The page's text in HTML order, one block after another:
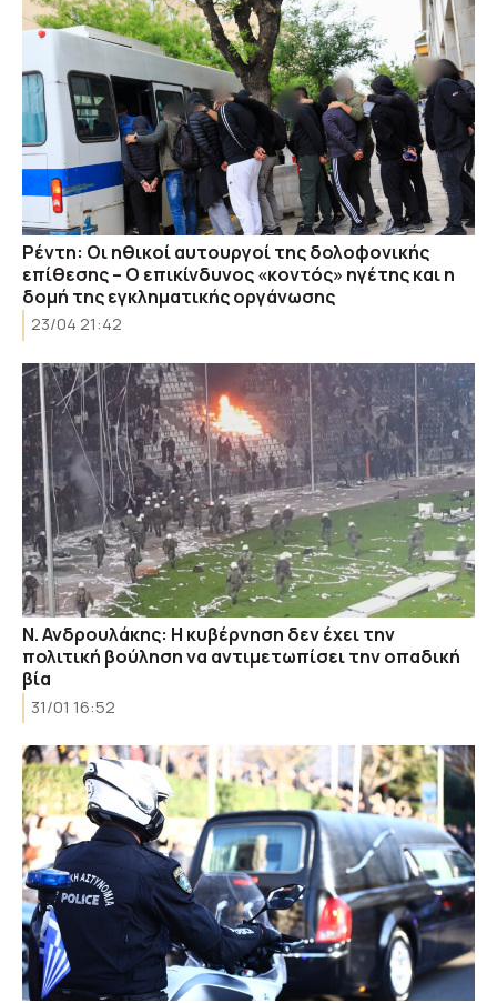
Ρέντη: Οι ηθικοί αυτουργοί της δολοφονικής
επίθεσης – Ο επικίνδυνος «κοντός» ηγέτης και η
δομή της εγκληματικής οργάνωσης
23/04 21:42
Ν. Ανδρουλάκης: Η κυβέρνηση δεν έχει την
πολιτική βούληση να αντιμετωπίσει την οπαδική
βία
31/01 16:52